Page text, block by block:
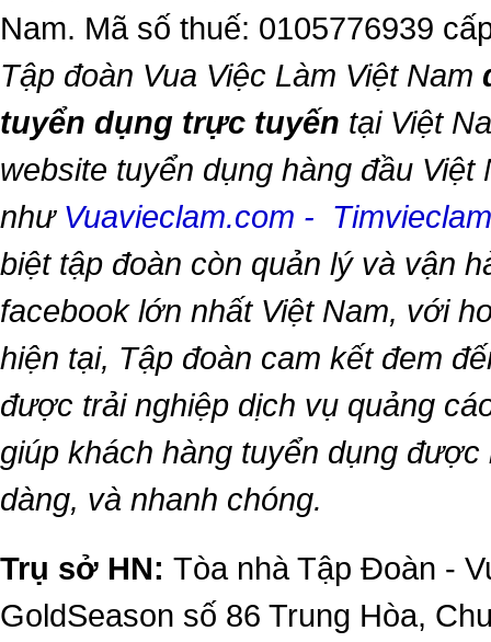
Nam. Mã số thuế: 0105776939
Tập đoàn Vua Việc Làm Việt Nam
tuyển dụng trực tuyến tại Việt
website tuyển dụng hàng đầu Việt
như Vuavieclam.com -
biệt tập đoàn còn quản lý và vận
facebook lớn nhất Việt Nam, với
hiện tại, Tập đoàn cam kết đem
được trải nghiệp dịch vụ quảng
giúp khách hàng tuyển dụng
dàng, và nhanh chóng.
Trụ sở HN: Tòa nhà Tập Đoàn -
GoldSeason số 86 Trung Hòa,